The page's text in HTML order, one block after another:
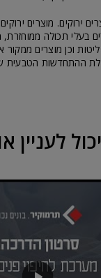
ירוקים. מוצרים
בעלי תכולה ממוחזרת,
וכן מוצרים
ההתחדשות הטבעית
יכול לעניין